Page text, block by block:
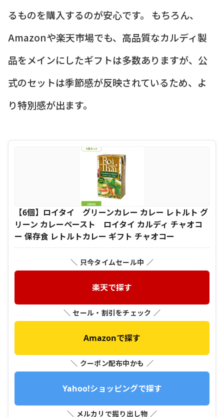
るものを購入するのが安心です。 もちろん、
Amazonや楽天市場でも、高品質なカルディ製
品をメインにしたギフトは多数ありますが、公
式のセットは季節感が反映されているため、よ
り特別感が出ます。
【6個】ロイタイ グリーンカレー カレー レトルト グ
リーン カレーペースト ロイタイ カルディ チャオコ
ー 保存食 レトルトカレー ギフト チャオコー
＼ 只今タイムセール中 ／
楽天で探す
＼ セール・割引をチェック ／
Amazonで探す
＼ クーポン配布中かも ／
Yahoo!ショッピングで探す
＼ メルカリで掘り出し物 ／